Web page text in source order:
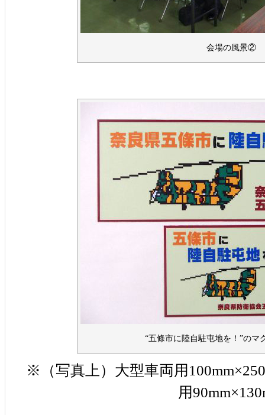
会場の風景②
“五條市に陸自駐屯地を！”のマ
※（写真上）大型車両用
用